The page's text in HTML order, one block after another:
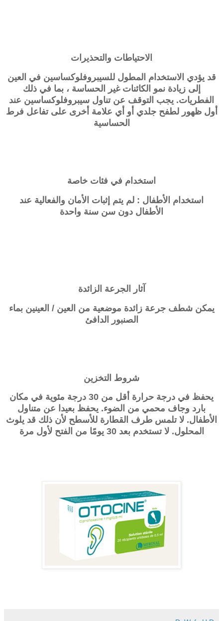
الاحتياطات والتحذيرات
قد يؤدي الاستخدام المطول للسيبروفلوكساسين في العين
إلى زيادة نمو الكائنات غير الحساسة ، بما في ذلك
الفطريات. يجب التوقف عن تناول سيبروفلوكساسين عند
أول ظهور لطفح جلدي أو أي علامة أخرى على تفاعل فرط
الحساسية
استخدام في فئات خاصة
استخدام الأطفال : لم يتم إثبات الأمان والفعالية عند
الأطفال دون سن سنة واحدة
آثار الجرعة الزائدة
يمكن شطف جرعة زائدة موضعية من العين / العينين بماء
الصنبور الدافئ
شروط التخزين
يحفظ في درجة حرارة أقل من 30 درجة مئوية في مكان
بارد وجاف محمي من الضوء. يحفظ بعيدا عن متناول
الأطفال. لا تلمس طرف القطارة للأسطح لأن ذلك قد يلوث
المحلول. لا تستخدم بعد 30 يومًا من الفتح لأول مرة